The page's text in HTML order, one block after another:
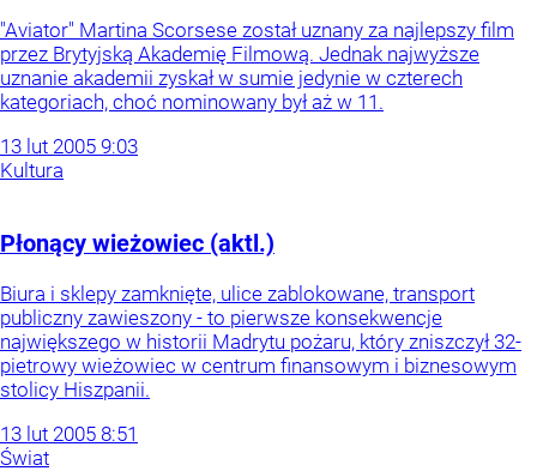
"Aviator" Martina Scorsese został uznany za najlepszy film
przez Brytyjską Akademię Filmową. Jednak najwyższe
uznanie akademii zyskał w sumie jedynie w czterech
kategoriach, choć nominowany był aż w 11.
13 lut 2005 9:03
Kultura
Płonący wieżowiec (aktl.)
Biura i sklepy zamknięte, ulice zablokowane, transport
publiczny zawieszony - to pierwsze konsekwencje
największego w historii Madrytu pożaru, który zniszczył 32-
pietrowy wieżowiec w centrum finansowym i biznesowym
stolicy Hiszpanii.
13 lut 2005 8:51
Świat